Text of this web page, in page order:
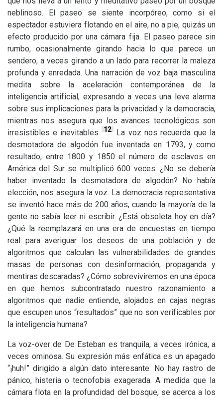
neblinoso. El paseo se siente incorpóreo, como si el
espectador estuviera flotando en el aire, no a pie, quizás un
efecto producido por una cámara fija. El paseo parece sin
rumbo, ocasionalmente girando hacia lo que parece un
sendero, a veces girando a un lado para recorrer la maleza
profunda y enredada. Una narración de voz baja masculina
medita sobre la aceleración contemporánea de la
inteligencia artificial, expresando a veces una leve alarma
sobre sus implicaciones para la privacidad y la democracia,
mientras nos asegura que los avances tecnológicos son
irresistibles e inevitables 12
La voz nos recuerda que la
desmotadora de algodón fue inventada en 1793, y como
resultado, entre 1800 y 1850 el número de esclavos en
América del Sur se multiplicó 600 veces. ¿No se debería
haber inventado la desmotadora de algodón? No había
elección, nos asegura la voz. La democracia representativa
se inventó hace más de 200 años, cuando la mayoría de la
gente no sabía leer ni escribir. ¿Está obsoleta hoy en día?
¿Qué la reemplazará en una era de encuestas en tiempo
real para averiguar los deseos de una población y de
algoritmos que calculan las vulnerabilidades de grandes
masas de personas con desinformación, propaganda y
mentiras descaradas? ¿Cómo sobreviviremos en una época
en que hemos subcontratado nuestro razonamiento a
algoritmos que nadie entiende, alojados en cajas negras
que escupen unos “resultados” que no son verificables por
la inteligencia humana?
La voz-over de De Esteban es tranquila, a veces irónica, a
veces ominosa. Su expresión más enfática es un apagado
“¡huh!” dirigido a algún dato interesante. No hay rastro de
pánico, histeria o tecnofobia exagerada. A medida que la
cámara flota en la profundidad del bosque, se acerca a los